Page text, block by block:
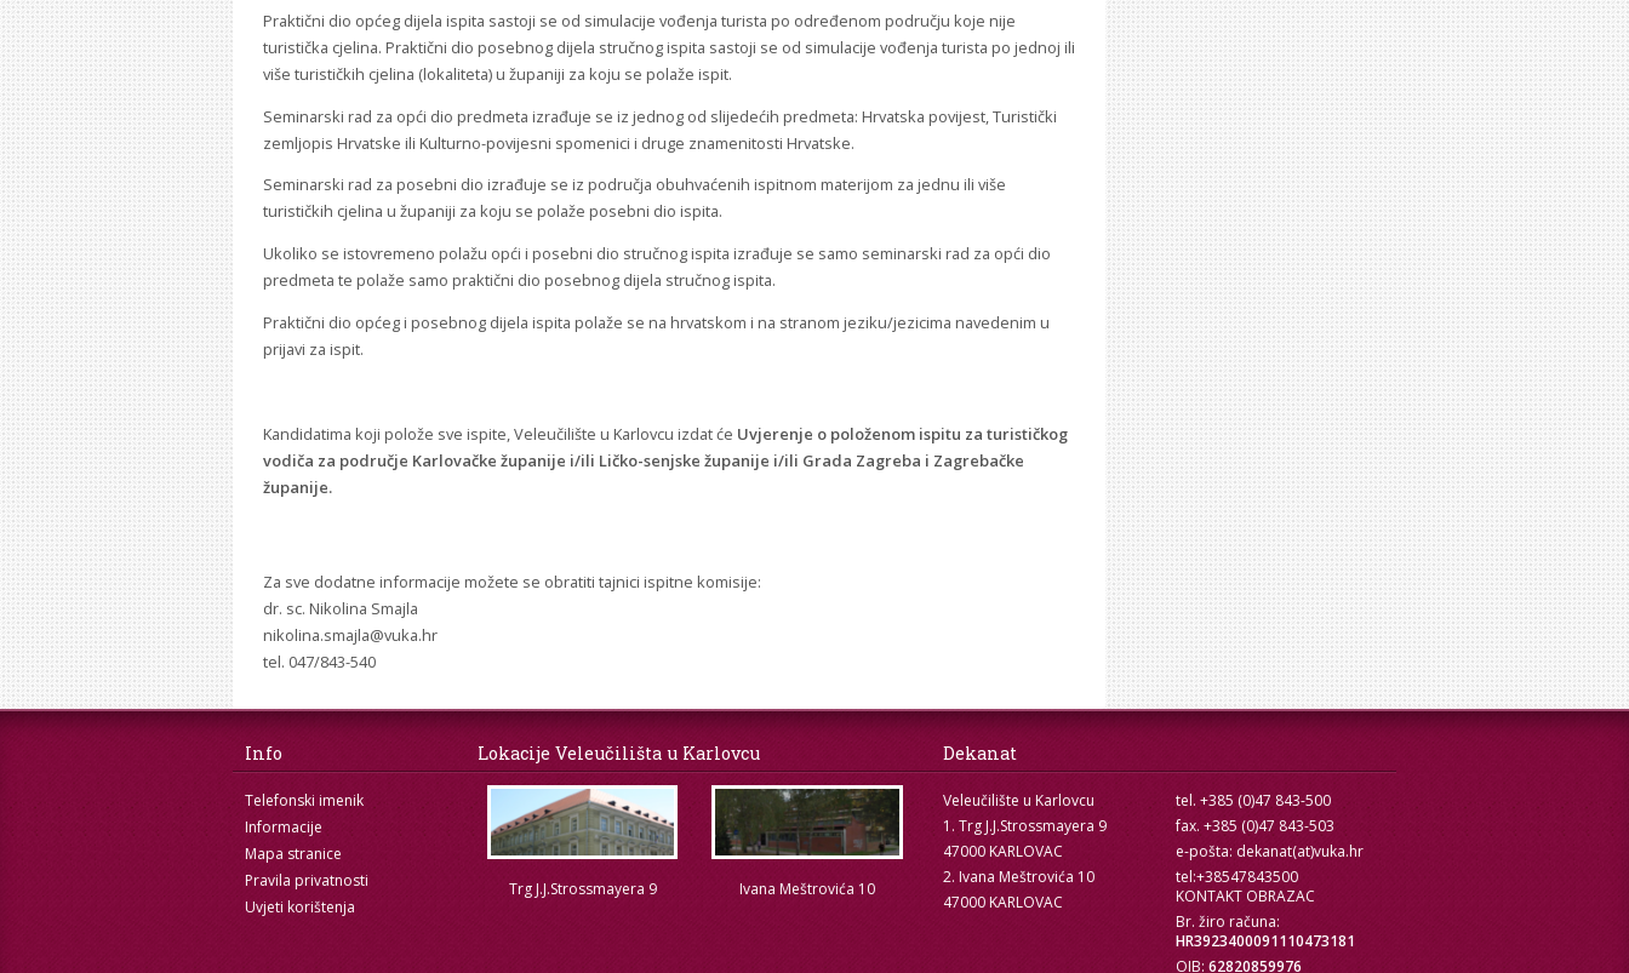
Praktični dio općeg dijela ispita sastoji se od simulacije vođenja turista po određenom području koje nije
turistička cjelina. Praktični dio posebnog dijela stručnog ispita sastoji se od simulacije vođenja turista po jednoj ili
više turističkih cjelina (lokaliteta) u županiji za koju se polaže ispit.
Seminarski rad za opći dio predmeta izrađuje se iz jednog od slijedećih predmeta: Hrvatska povijest, Turistički
zemljopis Hrvatske ili Kulturno-povijesni spomenici i druge znamenitosti Hrvatske.
Seminarski rad za posebni dio izrađuje se iz područja obuhvaćenih ispitnom materijom za jednu ili više
turističkih cjelina u županiji za koju se polaže posebni dio ispita.
Ukoliko se istovremeno polažu opći i posebni dio stručnog ispita izrađuje se samo seminarski rad za opći dio
predmeta te polaže samo praktični dio posebnog dijela stručnog ispita.
Praktični dio općeg i posebnog dijela ispita polaže se na hrvatskom i na stranom jeziku/jezicima navedenim u
prijavi za ispit.
Kandidatima koji polože sve ispite, Veleučilište u Karlovcu izdat će Uvjerenje o položenom ispitu za turističkog
vodiča za područje Karlovačke županije i/ili Ličko-senjske županije i/ili Grada Zagreba i Zagrebačke
županije.
Za sve dodatne informacije možete se obratiti tajnici ispitne komisije:
dr. sc. Nikolina Smajla
nikolina.smajla@vuka.hr
tel. 047/843-540
Info
Telefonski imenik
Informacije
Mapa stranice
Pravila privatnosti
Uvjeti korištenja
Lokacije Veleučilišta u Karlovcu
Trg J.J.Strossmayera 9 Ivana Meštrovića 10
Dekanat
Veleučilište u Karlovcu
1. Trg J.J.Strossmayera 9
47000 KARLOVAC
2. Ivana Meštrovića 10
47000 KARLOVAC
tel. +385 (0)47 843-500
fax. +385 (0)47 843-503
e-pošta: dekanat(at)vuka.hr
tel:+38547843500
KONTAKT OBRAZAC
Br. žiro računa:
HR3923400091110473181
OIB: 62820859976